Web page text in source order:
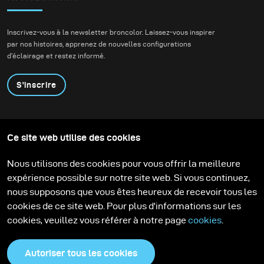
idées avec les autres, en particulier avec les amateurs
et les jeunes photographes. Devenue photographe
officielle partenaire de Nikon Indonésie depuis 2013,
donner des conférences sur la photographie. Par
ailleurs, elle informe ses téléspectateurs sur les
qu'elle a lancée en 2018.
Aujourd'hui, avec plus de 15 ans d'expérience à son
actif, Martha connaît bien le paysage créatif et
l'industrie indonésienne. Elle a collaboré avec de
nombreuses marques et secteurs gouvernementaux
qui lui permettent d'explorer sa photographie et de se
développer en tant que créatrice.
Inscrivez-vous à la newsletter broncolor. Laissez-vous inspirer
par nos histoires, apprenez de nouvelles configurations
d'éclairage et restez informé.
S'inscrire
Contactez-nous
Technologies
Support
Carrière
Media Center
Ce site web utilise des cookies
Nous utilisons des cookies pour vous offrir la meilleure
expérience possible sur notre site web. Si vous continuez,
nous supposons que vous êtes heureux de recevoir tous les
cookies de ce site web. Pour plus d'informations sur les
cookies, veuillez vous référer à notre page cookies
Autoriser tous les cookies